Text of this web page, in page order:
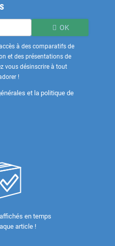
OK
à des comparatifs de
et des présentations de
vous désinscrire à tout
!
et la politique de
en temps
article !